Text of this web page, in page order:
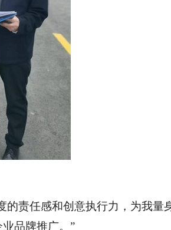
的责任感和创意执行力，为我量
品牌推广。 ”